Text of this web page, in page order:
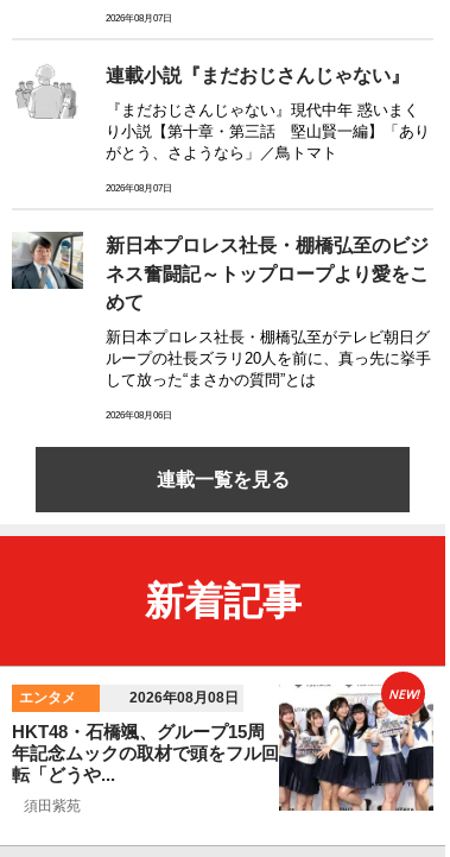
2026年08月07日
連載小説『まだおじさんじゃない』
『まだおじさんじゃない』現代中年 惑いまく
り小説【第十章・第三話 堅山賢一編】「あり
がとう、さようなら」／鳥トマト
2026年08月07日
新日本プロレス社長・棚橋弘至のビジ
ネス奮闘記～トップロープより愛をこ
めて
新日本プロレス社長・棚橋弘至がテレビ朝日グ
ループの社長ズラリ20人を前に、真っ先に挙手
して放った“まさかの質問”とは
2026年08月06日
連載一覧を見る
新着記事
エンタメ 2026年08月08日
HKT48・石橋颯、グループ15周
年記念ムックの取材で頭をフル回
転「どうや...
須田紫苑
NEW!